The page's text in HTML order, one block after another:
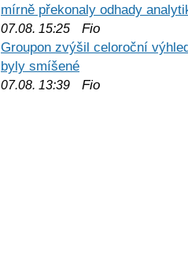
mírně překonaly odhady
07.08. 15:25 Fio
Groupon zvýšil celoroční
byly smíšené
07.08. 13:39 Fio